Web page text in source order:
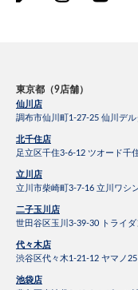
東京都（9店舗）
仙川店
調布市仙川町1-27-25 仙川デ
北千住店
足立区千住3-6-12 ツオード千
立川店
立川市柴崎町3-7-16 立川ワシ
二子玉川店
世田谷区玉川3-39-30 トライ
代々木店
渋谷区代々木1-21-12 ヤマノ
池袋店